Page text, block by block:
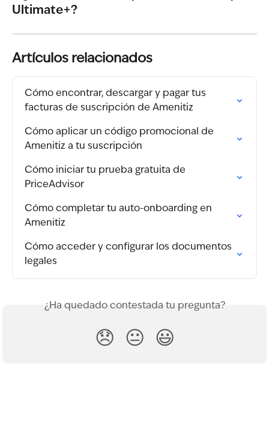
Ultimate+?
Artículos relacionados
Cómo encontrar, descargar y pagar tus
facturas de suscripción de Amenitiz
Cómo aplicar un código promocional de
Amenitiz a tu suscripción
Cómo iniciar tu prueba gratuita de
PriceAdvisor
Cómo completar tu auto-onboarding en
Amenitiz
Cómo acceder y configurar los documentos
legales
¿Ha quedado contestada tu pregunta?
😞 😐 😃